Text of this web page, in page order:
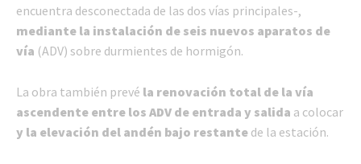
encuentra desconectada de las dos vías principales-,
mediante la instalación de seis nuevos aparatos de
vía (ADV) sobre durmientes de hormigón.
La obra también prevé la renovación total de la vía
ascendente entre los ADV de entrada y salida a colocar
y la elevación del andén bajo restante de la estación.